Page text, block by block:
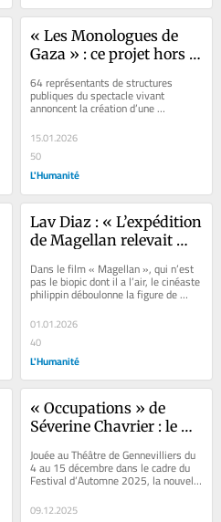
« Les Monologues de
Gaza » : ce projet hors
publics français pour
accueillir 12 artistes
64 représentants de structures
publiques du spectacle vivant
annoncent la création d’une
artistes gazaouis...
15.01.2026
50
L'Humanité
Lav Diaz : « L’expédition
de Magellan relevait
capitaliste »
Dans le film « Magellan », qui n’est
pas le biopic dont il a l’air, le cinéaste
philippin déboulonne la figure de
l’explorateur et remet...
01.01.2026
40
L'Humanité
« Occupations » de
Séverine Chavrier : le
qui vient
Jouée au Théâtre de Gennevilliers du
4 au 15 décembre dans le cadre du
Festival d’Automne 2025, la nouvelle
pièce de Séverine Chavrier frotte...
09.12.2025